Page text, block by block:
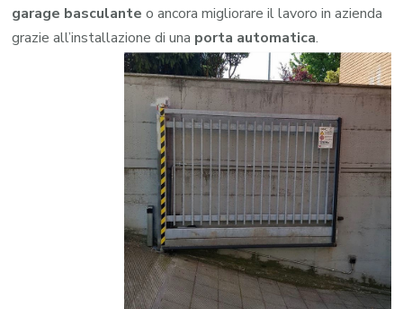
garage basculante o ancora migliorare il lavoro in azienda
grazie all’installazione di una porta automatica.